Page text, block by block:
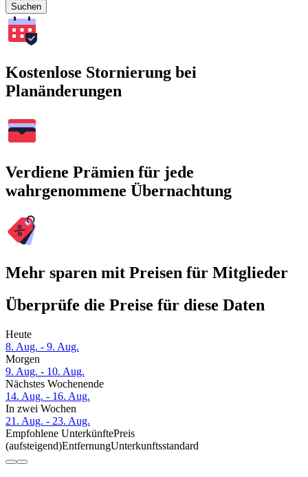
Suchen
Kostenlose Stornierung bei
Planänderungen
Verdiene Prämien für jede
wahrgenommene Übernachtung
Mehr sparen mit Preisen für Mitglieder
Überprüfe die Preise für diese Daten
Heute
8. Aug. - 9. Aug.
Morgen
9. Aug. - 10. Aug.
Nächstes Wochenende
14. Aug. - 16. Aug.
In zwei Wochen
21. Aug. - 23. Aug.
Empfohlene UnterkünftePreis
(aufsteigend)EntfernungUnterkunftsstandard